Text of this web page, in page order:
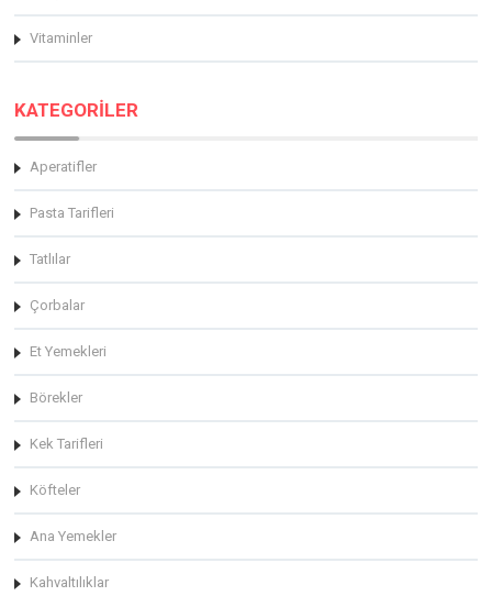
Vitaminler
KATEGORİLER
Aperatifler
Pasta Tarifleri
Tatlılar
Çorbalar
Et Yemekleri
Börekler
Kek Tarifleri
Köfteler
Ana Yemekler
Kahvaltılıklar